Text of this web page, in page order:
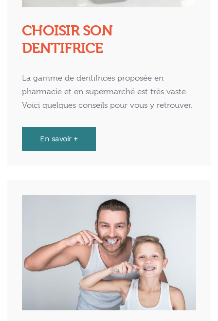
CHOISIR SON
DENTIFRICE
La gamme de dentifrices proposée en
pharmacie et en supermarché est très vaste.
Voici quelques conseils pour vous y retrouver.
En savoir +